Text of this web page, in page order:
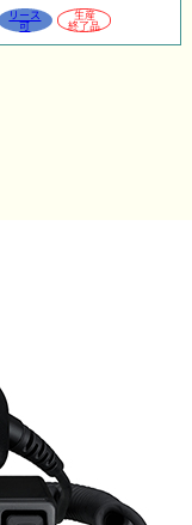
リース
可
生産
終了品